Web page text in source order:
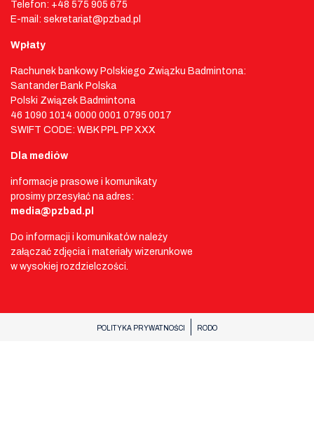
Telefon: +48 575 905 675
E-mail: sekretariat@pzbad.pl
Wpłaty
Rachunek bankowy Polskiego Związku Badmintona:
Santander Bank Polska
Polski Związek Badmintona
46 1090 1014 0000 0001 0795 0017
SWIFT CODE: WBK PPL PP XXX
Dla mediów
informacje prasowe i komunikaty
prosimy przesyłać na adres:
media@pzbad.pl
Do informacji i komunikatów należy
załączać zdjęcia i materiały wizerunkowe
w wysokiej rozdzielczości.
POLITYKA PRYWATNOŚCI RODO